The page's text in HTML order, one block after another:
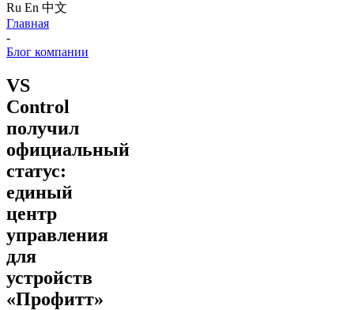
Ru En 中文
Главная
-
Блог компании
VS
Control
получил
официальный
статус:
единый
центр
управления
для
устройств
«Профитт»